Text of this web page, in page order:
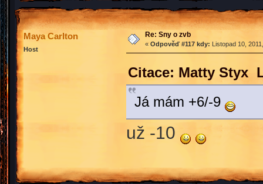
Maya Carlton
Host
Re: Sny o zvb
« Odpověď #117 kdy: Listopad 10,
Citace: Matty Styx
Já mám +6/-9
už -10